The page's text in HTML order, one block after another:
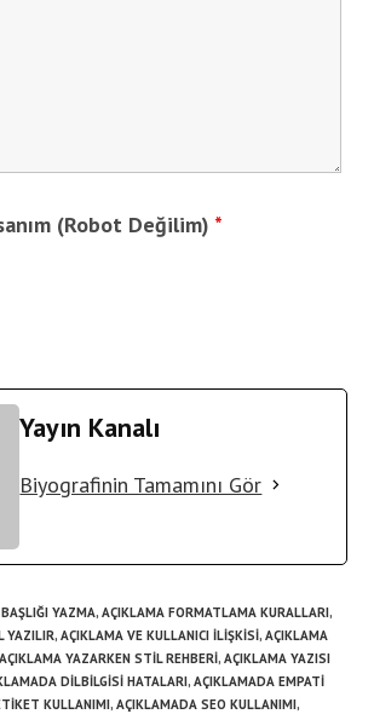
(Robot Değilim) *
Yayın Kanalı
Biyografinin Tamamını Gör
YAZMA, AÇIKLAMA FORMATLAMA KURALLARI,
YAZILIR, AÇIKLAMA VE KULLANICI ILIŞKISI, AÇIKLAMA
AÇIKLAMA YAZARKEN STIL REHBERI, AÇIKLAMA YAZISI
DILBILGISI HATALARI, AÇIKLAMADA EMPATI
KULLANIMI, AÇIKLAMADA SEO KULLANIMI,